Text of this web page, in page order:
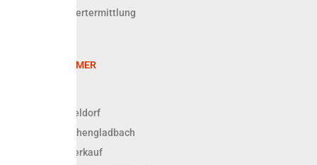
Kostenlose Wertermittlung
FÜR EIGENTÜMER
Verkauf Düsseldorf
Verkauf Mönchengladbach
Leistungen Verkauf